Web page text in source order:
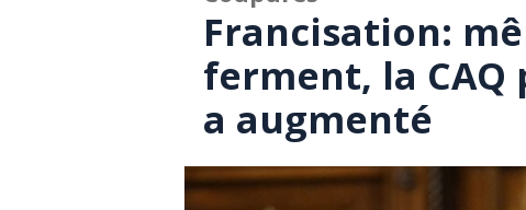
Francisation:
ferment, la
a augmenté